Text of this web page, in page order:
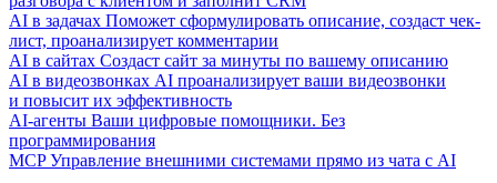
AI в задачах Поможет сформулировать описание, создаст чек-
лист, проанализирует комментарии
AI в сайтах Создаст сайт за минуты по вашему описанию
AI в видеозвонках AI проанализирует ваши видеозвонки
и повысит их эффективность
AI-агенты Ваши цифровые помощники. Без
программирования
MCP Управление внешними системами прямо из чата с AI